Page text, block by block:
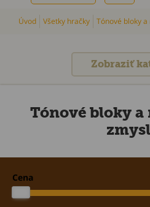
Úvod Všetky hračky Tónové bloky
Zobraziť
Tónové bloky
Cena